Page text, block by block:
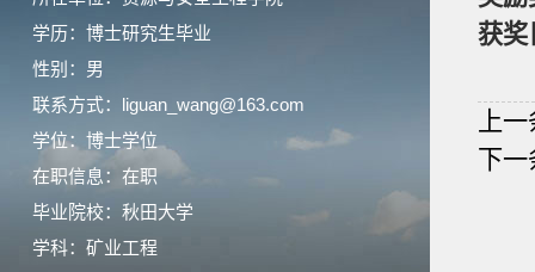
学历：博士研究生毕业
性别：男
联系方式：liguan_wang@163.com
学位：博士学位
在职信息：在职
毕业院校：秋田大学
学科：矿业工程
获奖
上
下一